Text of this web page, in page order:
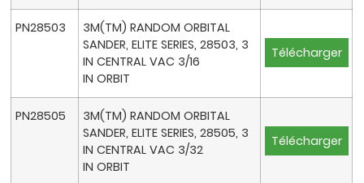
PN28503
3M(TM) RANDOM ORBITAL
SANDER, ELITE SERIES, 28503, 3
IN CENTRAL VAC 3/16
IN ORBIT
Télécharger
PN28505
3M(TM) RANDOM ORBITAL
SANDER, ELITE SERIES, 28505, 3
IN CENTRAL VAC 3/32
IN ORBIT
Télécharger